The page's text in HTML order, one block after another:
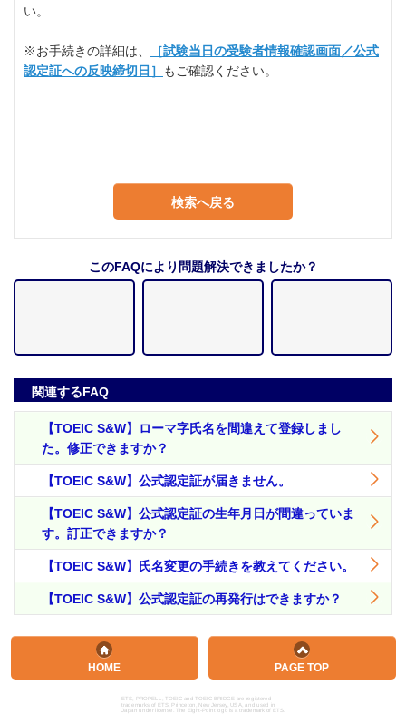
い。
※お手続きの詳細は、
［試験当日の受験者情報確認画面／公式
認定証への反映締切日］
もご確認ください。
検索へ戻る
このFAQにより問題解決できましたか？
関連するFAQ
【TOEIC S&W】ローマ字氏名を間違えて登録しまし
た。修正できますか？
【TOEIC S&W】公式認定証が届きません。
【TOEIC S&W】公式認定証の生年月日が間違っていま
す。訂正できますか？
【TOEIC S&W】氏名変更の手続きを教えてください。
【TOEIC S&W】公式認定証の再発行はできますか？
ETS, PROPELL, TOEIC and TOEIC BRIDGE are registered
trademarks of ETS, Princeton, New Jersey, USA, and used in
Japan under license. The Eight-Point logo is a trademark of ETS.
HOME PAGE TOP